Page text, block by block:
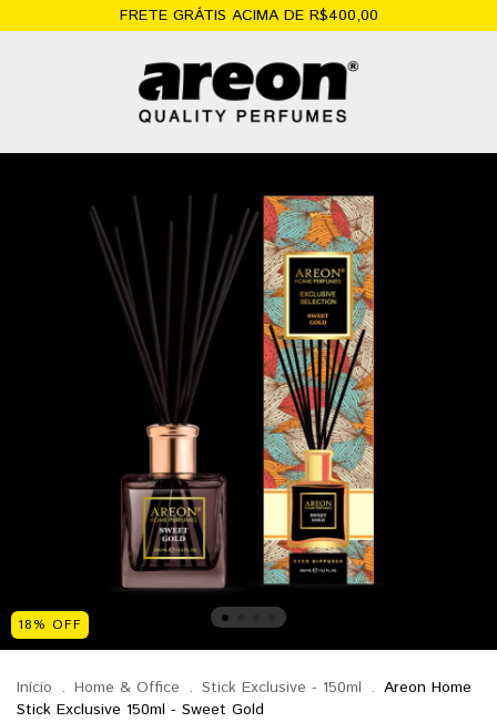
FRETE GRÁTIS ACIMA DE R$400,00
18% OFF
Início . Home & Office . Stick Exclusive - 150ml . Areon Home
Stick Exclusive 150ml - Sweet Gold